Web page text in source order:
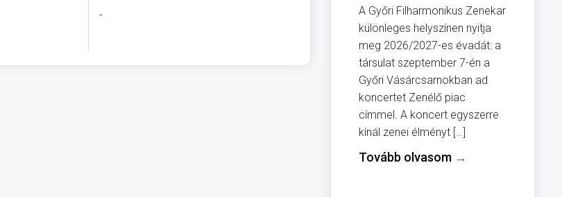
-
A Győri Filharmonikus Zenekar
különleges helyszínen nyitja
meg 2026/2027-es évadát: a
társulat szeptember 7-én a
Győri Vásárcsarnokban ad
koncertet Zenélő piac
címmel. A koncert egyszerre
kínál zenei élményt […]
Tovább olvasom →